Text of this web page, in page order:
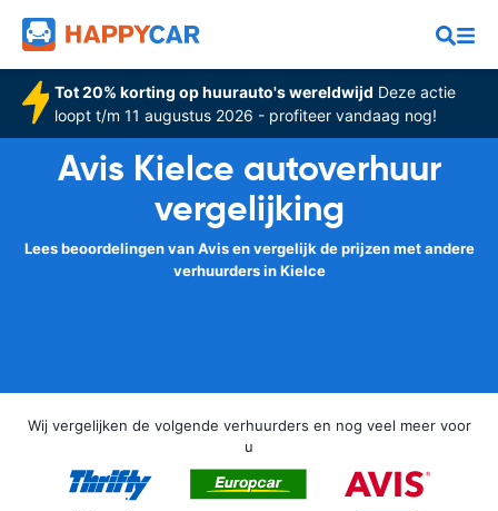
Tot 20% korting op huurauto's wereldwijd Deze actie
loopt t/m 11 augustus 2026 - profiteer vandaag nog!
Avis Kielce autoverhuur
vergelijking
Lees beoordelingen van Avis en vergelijk de prijzen met andere
verhuurders in Kielce
Wij vergelijken de volgende verhuurders en nog veel meer voor
u